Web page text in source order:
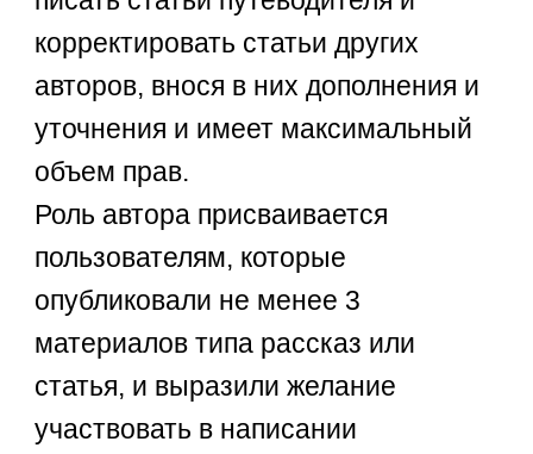
корректировать статьи других
авторов, внося в них дополнения и
уточнения и имеет максимальный
объем прав.
Роль автора присваивается
пользователям, которые
опубликовали не менее 3
материалов типа рассказ или
статья, и выразили желание
участвовать в написании